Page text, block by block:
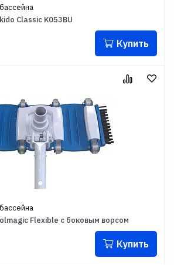
Classic K053BU
Купить
Flexible с боковым ворсом
Купить